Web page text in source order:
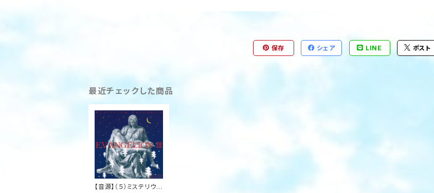
保存 シェア LINE ポスト
最近チェックした商品
【音源】（５）ミステリウ